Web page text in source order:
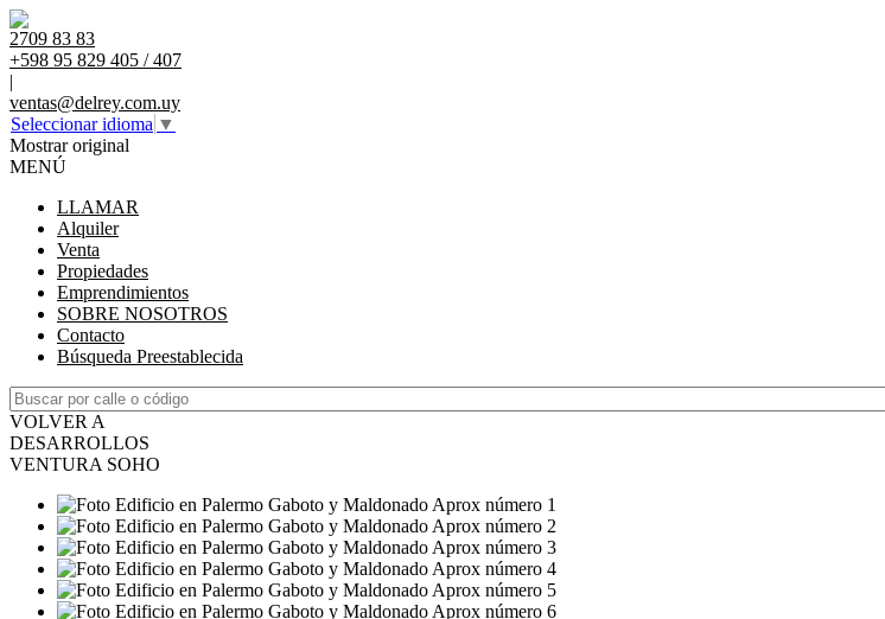
2709 83 83
+598 95 829 405 / 407
|
ventas@delrey.com.uy
Seleccionar idioma ▼
Mostrar original
MENÚ
LLAMAR
Alquiler
Venta
Propiedades
Emprendimientos
SOBRE NOSOTROS
Contacto
Búsqueda Preestablecida
VOLVER A
DESARROLLOS
VENTURA SOHO